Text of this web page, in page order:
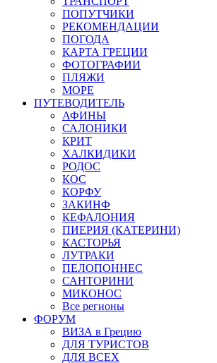
ПОПУТЧИКИ
РЕКОМЕНДАЦИИ
ПОГОДА
КАРТА ГРЕЦИИ
ФОТОГРАФИИ
ПЛЯЖИ
МОРЕ
ПУТЕВОДИТЕЛЬ
АФИНЫ
САЛОНИКИ
КРИТ
ХАЛКИДИКИ
РОДОС
КОС
КОРФУ
ЗАКИНФ
КЕФАЛОНИЯ
ПИЕРИЯ (КАТЕРИНИ)
КАСТОРЬЯ
ЛУТРАКИ
ПЕЛОПОННЕС
САНТОРИНИ
МИКОНОС
Все регионы
ФОРУМ
ВИЗА в Грецию
ДЛЯ ТУРИСТОВ
ДЛЯ ВСЕХ